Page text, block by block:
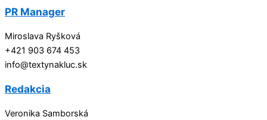
PR Manager
Miroslava Ryšková
+421 903 674 453
info@textynakluc.sk
Redakcia
Veronika Samborská